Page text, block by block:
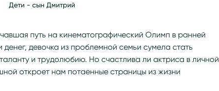
Дети - сын Дмитрий
путь на кинематографический Олимп в ранней
девочка из проблемной семьи сумела стать
и трудолюбию. Но счастлива ли актриса в личной
откроет нам потаенные страницы из жизни